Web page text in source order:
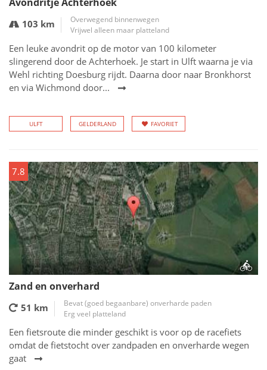
103 km
Overwegend binnenwegen
Vrijwel alleen maar platteland
Een leuke avondrit op de motor van 100 kilometer
slingerend door de Achterhoek. Je start in Ulft waarna je via
Wehl richting Doesburg rijdt. Daarna door naar Bronkhorst
en via Wichmond door...
ULFT GELDERLAND FAVORIET
7.8
Zand en onverhard
51 km
Bevat (goed begaanbare) onverharde paden
Erg veel platteland
Een fietsroute die minder geschikt is voor op de racefiets
omdat de fietstocht over zandpaden en onverharde wegen
gaat